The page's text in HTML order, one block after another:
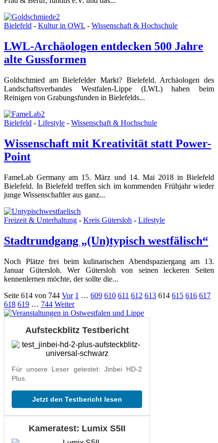
Bielefeld - Kultur in OWL - Wissenschaft & Hochschule
LWL-Archäologen entdecken 500 Jahre
alte Gussformen
Goldschmied am Bielefelder Markt? Bielefeld. Archäologen des
Landschaftsverbandes Westfalen-Lippe (LWL) haben beim
Reinigen von Grabungsfunden in Bielefelds...
Bielefeld - Lifestyle - Wissenschaft & Hochschule
Wissenschaft mit Kreativität statt Power-
Point
FameLab Germany am 15. März und 14. Mai 2018 in Bielefeld
Bielefeld. In Bielefeld treffen sich im kommenden Frühjahr wieder
junge Wissenschaftler aus ganz...
Freizeit & Unterhaltung - Kreis Gütersloh - Lifestyle
Stadtrundgang „(Un)typisch westfälisch“
Noch Plätze frei beim kulinarischen Abendspaziergang am 13.
Januar Gütersloh. Wer Gütersloh von seinen leckeren Seiten
kennenlernen möchte, der sollte die...
Seite 614 von 744 Vor 1 … 609 610 611 612 613 614 615 616 617
618 619 … 744 Weiter
Aufsteckblitz Testbericht
Für unsere Leser getestet: Jinbei HD-2
Plus.
Jetzt den Testbericht lesen
Kameratest: Lumix S5II